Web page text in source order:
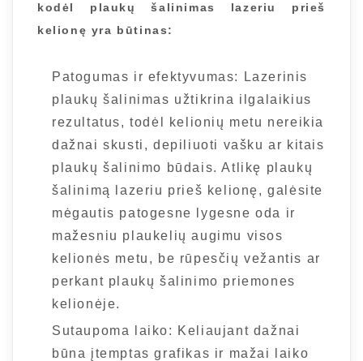
kodėl plaukų šalinimas lazeriu prieš
kelionę yra būtinas:
Patogumas ir efektyvumas: Lazerinis
plaukų šalinimas užtikrina ilgalaikius
rezultatus, todėl kelionių metu nereikia
dažnai skusti, depiliuoti vašku ar kitais
plaukų šalinimo būdais. Atlikę plaukų
šalinimą lazeriu prieš kelionę, galėsite
mėgautis patogesne lygesne oda ir
mažesniu plaukelių augimu visos
kelionės metu, be rūpesčių vežantis ar
perkant plaukų šalinimo priemones
kelionėje.
Sutaupoma laiko: Keliaujant dažnai
būna įtemptas grafikas ir mažai laiko